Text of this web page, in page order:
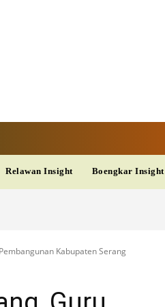
Relawan Insight Boengkar Insight
Kabupaten Serang